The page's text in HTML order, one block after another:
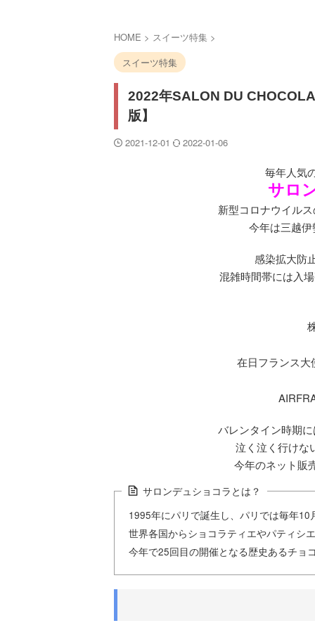
HOME > スイーツ特集 >
スイーツ特集
2022年SALON DU
版】
2021-12-01 2022-01-06
毎年人気
サロ
新型コロナウイル
今年は三越
感染拡大防
混雑時間帯には入
在日フランス
バレンタイン時期
泣く泣く行けな
今年のネット販
サロンデュショコラとは？
1995年にパリで誕生し、パリでは毎年
世界各国からショコラティエやパティシ
今年で25回目の開催となる歴史あるチョ